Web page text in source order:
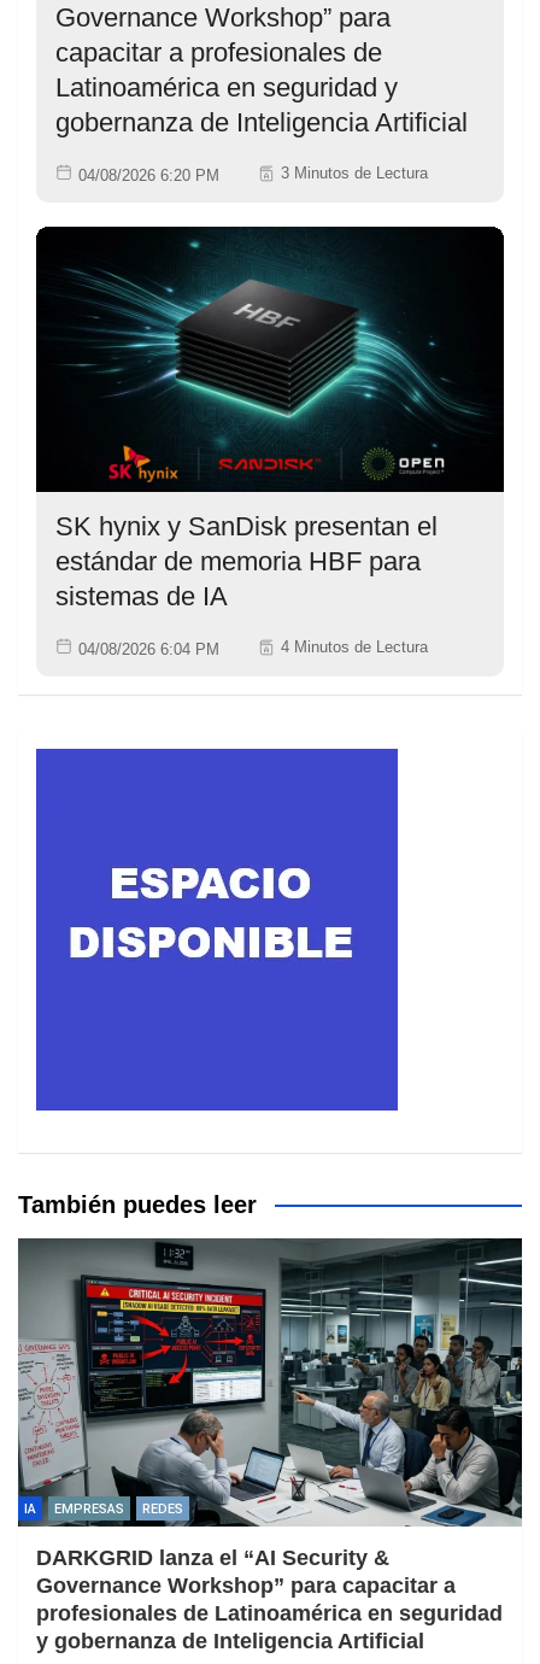
Governance Workshop” para
capacitar a profesionales de
Latinoamérica en seguridad y
gobernanza de Inteligencia Artificial
04/08/2026 6:20 PM 3 Minutos de Lectura
SK hynix y SanDisk presentan el
estándar de memoria HBF para
sistemas de IA
04/08/2026 6:04 PM 4 Minutos de Lectura
También puedes leer
IA EMPRESAS REDES
DARKGRID lanza el “AI Security &
Governance Workshop” para capacitar a
profesionales de Latinoamérica en seguridad
y gobernanza de Inteligencia Artificial